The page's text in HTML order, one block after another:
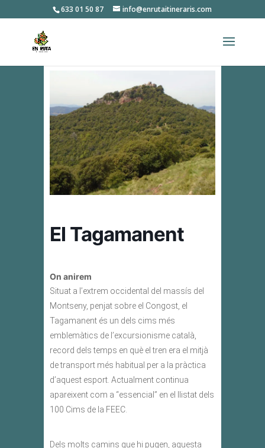
633 01 50 87 info@enrutaitineraris.com
El Tagamanent
On anirem
Situat a l’extrem occidental del massís del
Montseny, penjat sobre el Congost, el
Tagamanent és un dels cims més
emblemàtics de l’excursionisme català,
record dels temps en què el tren era el mitjà
de transport més habitual per a la pràctica
d’aquest esport. Actualment continua
apareixent com a “essencial” en el llistat dels
100 Cims de la FEEC.
Dels molts camins que hi pugen, aquesta